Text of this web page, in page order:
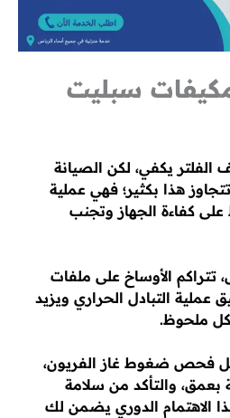
سبليت
يكفي، لكن الصيانة
هذا بكثير؛ فهي عملية
كفاءة الجهاز وتجنب
تتراكم الأوساخ على ملفات
عملية التبادل الحراري ويزيد
ملحوظ.
فحص ضغوط غاز الفريون،
بعمق، والتأكد من سلامة
الاهتمام الدوري يضمن لك